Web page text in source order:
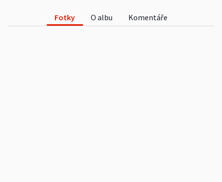
Fotky O albu Komentáře